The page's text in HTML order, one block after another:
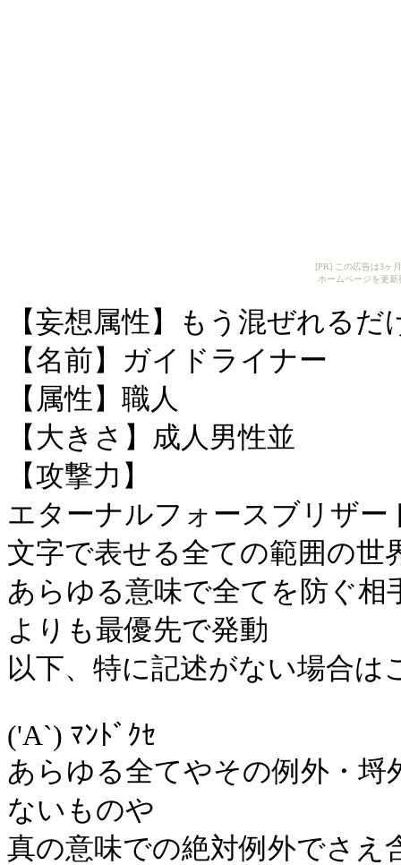
[PR] この広告は3ヶ
ホームページを更
【妄想属性】もう混ぜれるだ
【名前】ガイドライナー
【属性】職人
【大きさ】成人男性並
【攻撃力】
エターナルフォースブリザー
文字で表せる全ての範囲の世
あらゆる意味で全てを防ぐ
よりも最優先で発動
以下、特に記述がない場合は
('A`) ﾏﾝﾄﾞｸｾ
あらゆる全てやその例外・
ないものや
真の意味での絶対例外でさえ